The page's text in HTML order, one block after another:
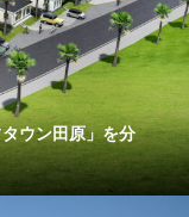
ウン田原」を分